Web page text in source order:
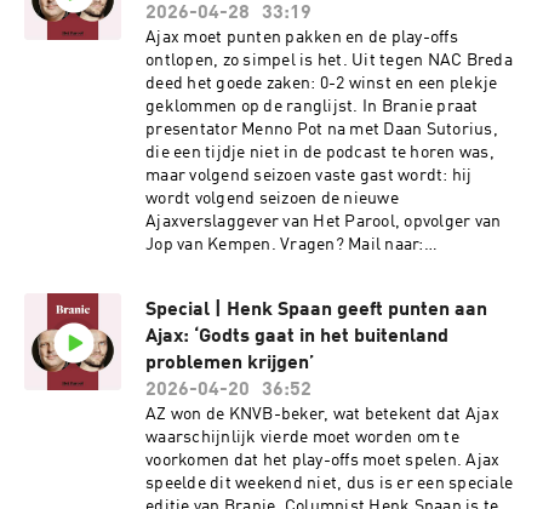
houdt dankzij late gelijkmaker van Godts tegen
PSV hoop op Champions League Voormalig
Ajaxcoach Farioli draagt landstitel met FC Porto
op aan Ajax Gemaakt door:Presentator: Menno
PotAnalist: Daan SutoriusMontage: Laura
HiskenProductie: Verena VerhoevenMuziek:
Kloaq Audio DesignSee
omnystudio.com/listener for privacy
information.
2026-04-28
33:19
Ajax moet punten pakken en de play-offs
ontlopen, zo simpel is het. Uit tegen NAC Breda
deed het goede zaken: 0-2 winst en een plekje
geklommen op de ranglijst. In Branie praat
presentator Menno Pot na met Daan Sutorius,
die een tijdje niet in de podcast te horen was,
maar volgend seizoen vaste gast wordt: hij
wordt volgend seizoen de nieuwe
Ajaxverslaggever van Het Parool, opvolger van
Jop van Kempen. Vragen? Mail naar:
50 meter, intuïtie en een kus van Berghuis Mika
Godts leidt Ajax met wonderschone treffer en
assist naar zege in Breda Acht maanden na zijn
miljoenenrentree al op weg naar de uitgang:
toekomst van Kasper Dolberg bij Ajax wankelt
Gemaakt door:Presentator: Menno PotGasten:
Daan SutoriusMontage: Laura HiskenProductie:
Verena VerhoevenMuziek: Kloaq Audio
DesignSee omnystudio.com/listener for privacy
Special | Henk Spaan geeft punten aan
Ajax: ‘Godts gaat in het buitenland
problemen krijgen’
2026-04-20
36:52
AZ won de KNVB-beker, wat betekent dat Ajax
waarschijnlijk vierde moet worden om te
voorkomen dat het play-offs moet spelen. Ajax
speelde dit weekend niet, dus is er een speciale